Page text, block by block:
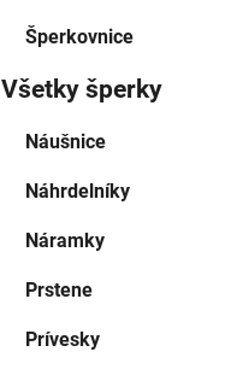
Šperkovnice
Všetky šperky
Náušnice
Náhrdelníky
Náramky
Prstene
Prívesky